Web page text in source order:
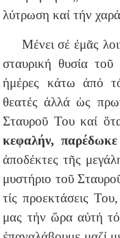
λύτρωση καί τήν
Μένει σέ ἐμᾶς
σταυρική θυσία
ἡμέρες κάτω ἀπό
θεατές ἀλλά ὡς
Σταυροῦ Του καί
κεφαλήν,
ἀποδέκτες τῆς
μυστήριο τοῦ
τίς προεκτάσεις
μας τήν ὥρα αὐτή τό